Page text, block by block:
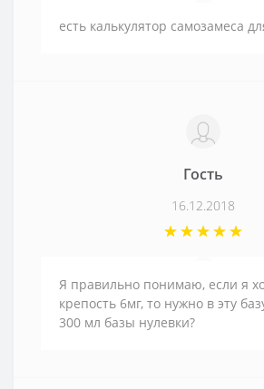
есть калькулятор самозамеса
Гость
16.12.2018
Я правильно понимаю, если я
крепость 6мг, то нужно в эту
300 мл базы нулевки?